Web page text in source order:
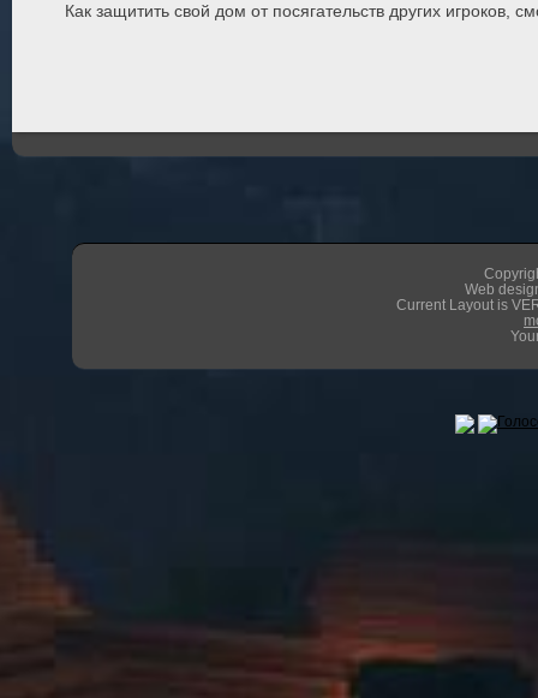
Как защитить свой дом от посягательств других игроков,
Web
Current Layout is